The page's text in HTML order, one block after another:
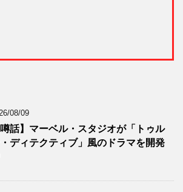
08/09
噂話】マーベル・スタジオが「トゥル
ディテクティブ」風のドラマを開発